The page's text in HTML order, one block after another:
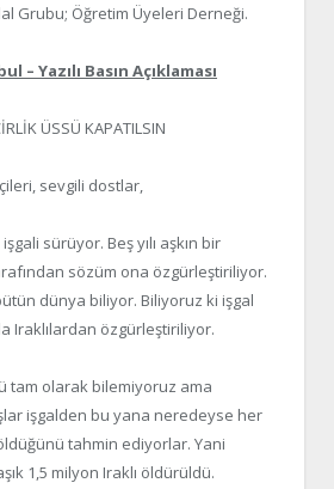
Grubu; Öğretim Üyeleri Derneği.
– Yazılı Basın Açıklaması
ÜSSÜ KAPATILSIN
sevgili dostlar,
işgali sürüyor. Beş yılı aşkın bir
sözüm ona özgürleştiriliyor.
dünya biliyor. Biliyoruz ki işgal
Iraklılardan özgürleştiriliyor.
tam olarak bilemiyoruz ama
işgalden bu yana neredeyse her
tahmin ediyorlar. Yani
1,5 milyon Iraklı öldürüldü.